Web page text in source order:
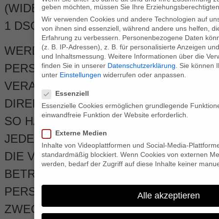
(WIDERSPRUCH NACH ART. 21 ABS.
1 DSGVO).
WERDEN IHRE
PERSONENBEZOGENEN DATEN
VERARBEITET, UM
DIREKTWERBUNG ZU BETREIBEN,
SO HABEN SIE DAS RECHT,
JEDERZEIT WIDERSPRUCH GEGEN
DIE VERARBEITUNG SIE
BETREFFENDER
PERSONENBEZOGENER DATEN ZUM
ZWECKE DERARTIGER WERBUNG
geben möchten, müssen Sie Ihre
Wir verwenden Cookies und andere Technologien auf
von ihnen sind essenziell, während andere uns helfen,
Erfahrung zu verbessern. Personenbezogene Daten
(z. B. IP-Adressen), z. B. für personalisierte Anzeigen
und Inhaltsmessung. Weitere Informationen über die
finden Sie in unserer Datenschutzerklärung. Sie können
unter Einstellungen widerrufen oder anpassen.
Essenziell
Essenzielle Cookies ermöglichen grundlegende
einwandfreie Funktion der Website erforderlich.
Externe Medien
Inhalte von Videoplattformen und Social-Media-
standardmäßig blockiert. Wenn Cookies von externen
werden, bedarf der Zugriff auf diese Inhalte keiner
Alle akzeptieren